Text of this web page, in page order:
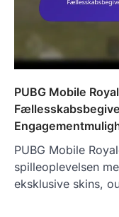
PUBG Mobile
PUBG Mobile
spilleoplevelsen
eksklusive skins,